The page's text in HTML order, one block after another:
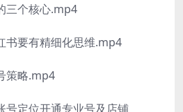
三个核心.mp4
书要有精细化思维.mp4
策略.mp4
号定位开通专业号及店铺